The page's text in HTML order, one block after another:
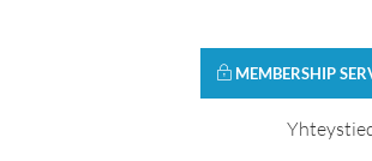
MEMBERSHIP